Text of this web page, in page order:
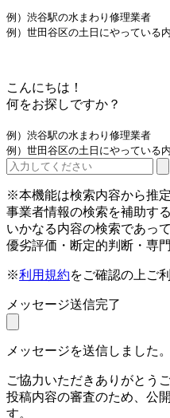
例）渋谷駅の水まわり修理業者
例）世田谷区の土日にやっている
こんにちは！
何をお探しですか？
例）渋谷駅の水まわり修理業者
例）世田谷区の土日にやっている
※本機能は検索内容から推
事業者情報の検索を補助す
いかなる内容の検索であっ
優劣評価・断定的判断・専
※利用規約をご確認の上ご
メッセージ送信完了
メッセージを送信しました。
ご協力いただきありがとう
投稿内容の審査のため、公
す。